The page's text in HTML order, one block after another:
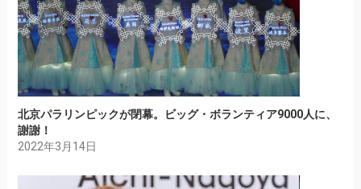
北京パラリンピックが閉幕。ビッグ・ボランティア9000人に、
謝謝！
2022年3月14日